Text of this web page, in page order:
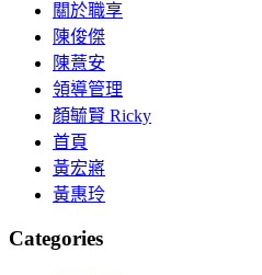
關於職享
陳俊傑
陳薏安
領導管理
顏毓賢 Ricky
首頁
黃宏嶈
黃惠玲
Categories